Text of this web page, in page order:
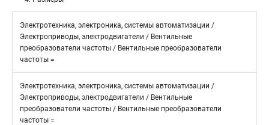
Электротехника, электроника, системы автоматизации /
Электроприводы, электродвигатели / Вентильные
преобразователи частоты / Вентильные преобразователи
частоты =
Электротехника, электроника, системы автоматизации /
Электроприводы, электродвигатели / Вентильные
преобразователи частоты / Вентильные преобразователи
частоты =